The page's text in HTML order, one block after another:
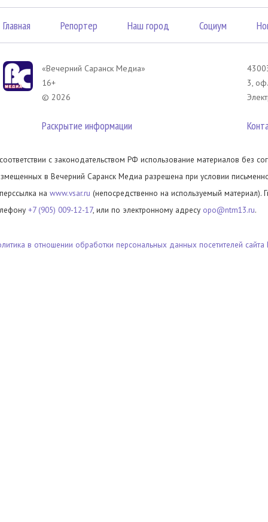
Главная Репортер Наш город Социум
«Вечерний Саранск Mедиа»
16+
© 2026
Раскрытие информации
3,
с законодательством РФ использование материалов без
в Вечерний Саранск Медиа разрешена при условии
на www.vsar.ru (непосредственно на используемый материал).
+7 (905) 009-12-17, или по электронному адресу opo@ntm13.ru.
в отношении обработки персональных данных посетителей